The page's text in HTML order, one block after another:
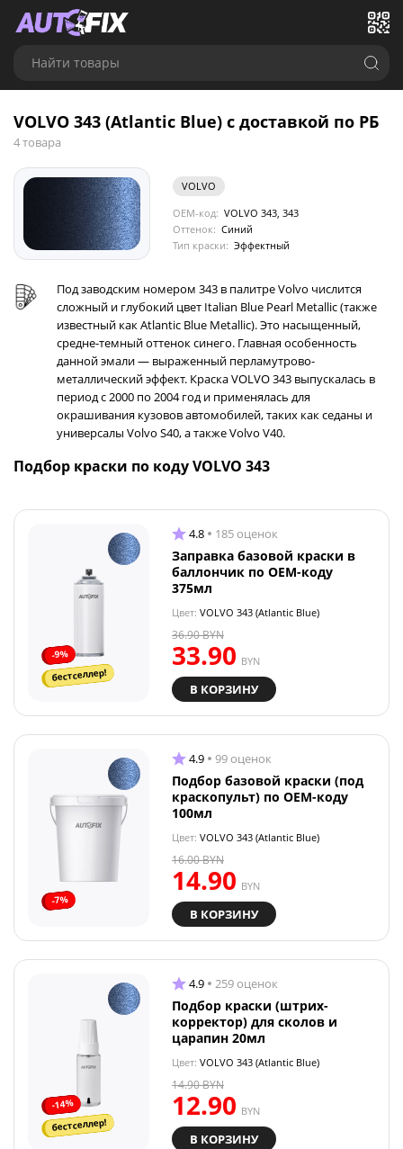
Найти товары
VOLVO 343 (Atlantic Blue) с доставкой по РБ
4 товара
VOLVO
OEM-код: VOLVO 343, 343
Оттенок: Синий
Тип краски: Эффектный
Под заводским номером 343 в палитре Volvo числится
сложный и глубокий цвет Italian Blue Pearl Metallic (также
известный как Atlantic Blue Metallic). Это насыщенный,
средне-темный оттенок синего. Главная особенность
данной эмали — выраженный перламутрово-
металлический эффект. Краска VOLVO 343 выпускалась в
период с 2000 по 2004 год и применялась для
окрашивания кузовов автомобилей, таких как седаны и
универсалы Volvo S40, а также Volvo V40.
Подбор краски по коду VOLVO 343
-9%
бестселлер!
4.8 185 оценок
Заправка базовой краски в
баллончик по OEM-коду
375мл
Цвет: VOLVO 343 (Atlantic Blue)
33.90 BYN
36.90BYN
В КОРЗИНУ
-7%
4.9 99 оценок
Подбор базовой краски (под
краскопульт) по OEM-коду
100мл
Цвет: VOLVO 343 (Atlantic Blue)
14.90 BYN
16.00BYN
В КОРЗИНУ
-14%
бестселлер!
4.9 259 оценок
Подбор краски (штрих-
корректор) для сколов и
царапин 20мл
Цвет: VOLVO 343 (Atlantic Blue)
12.90 BYN
14.90BYN
В КОРЗИНУ